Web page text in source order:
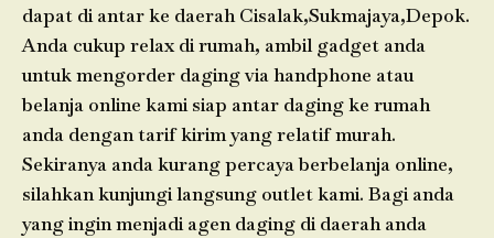
dapat di antar ke daerah Cisalak,Sukmajaya,Depok.
Anda cukup relax di rumah, ambil gadget anda
untuk mengorder daging via handphone atau
belanja online kami siap antar daging ke rumah
anda dengan tarif kirim yang relatif murah.
Sekiranya anda kurang percaya berbelanja online,
silahkan kunjungi langsung outlet kami. Bagi anda
yang ingin menjadi agen daging di daerah anda